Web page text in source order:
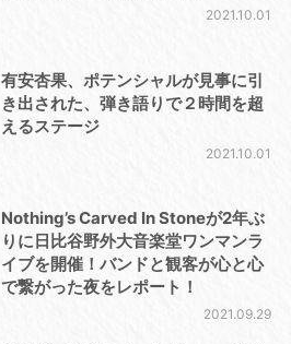
2021.10.01
有安杏果、ポテンシャルが見事に引
き出された、弾き語りで２時間を超
えるステージ
2021.10.01
Nothing’s Carved In Stoneが2年ぶ
りに日比谷野外大音楽堂ワンマンラ
イブを開催！バンドと観客が心と心
で繋がった夜をレポート！
2021.09.29